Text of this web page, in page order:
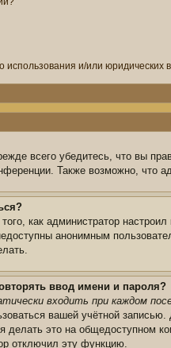
использования и/или
всего убедитесь, что вы
Также возможно, что
как администратор
анонимным
ввод имени и пароля?
входить при каждом
вашей учётной
это на общедоступном
отключил эту функцию.